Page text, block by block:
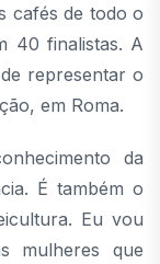
cafés de todo o
40 finalistas. A
representar o
em Roma.
da
É também o
Eu vou
mulheres que